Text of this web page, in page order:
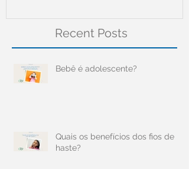
Recent Posts
Bebê é adolescente?
Quais os benefícios dos fios de
haste?